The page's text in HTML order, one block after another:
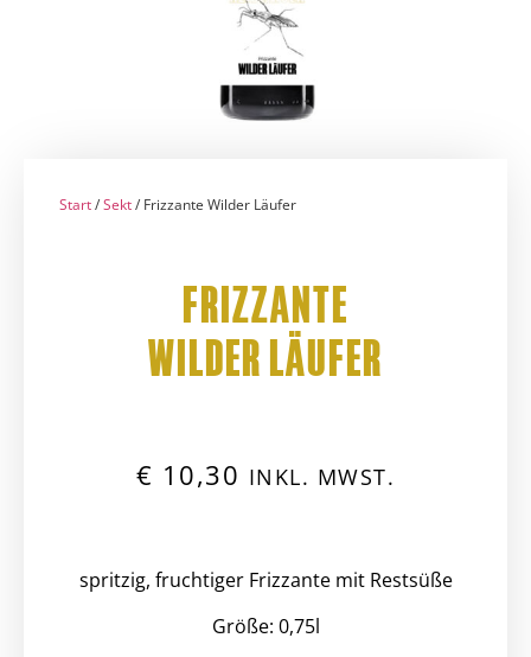
Start/Sekt/ Frizzante Wilder Läufer
FRIZZANTE
WILDER LÄUFER
€ 10,30 INKL. MWST.
spritzig, fruchtiger Frizzante mit Restsüße
Größe: 0,75l